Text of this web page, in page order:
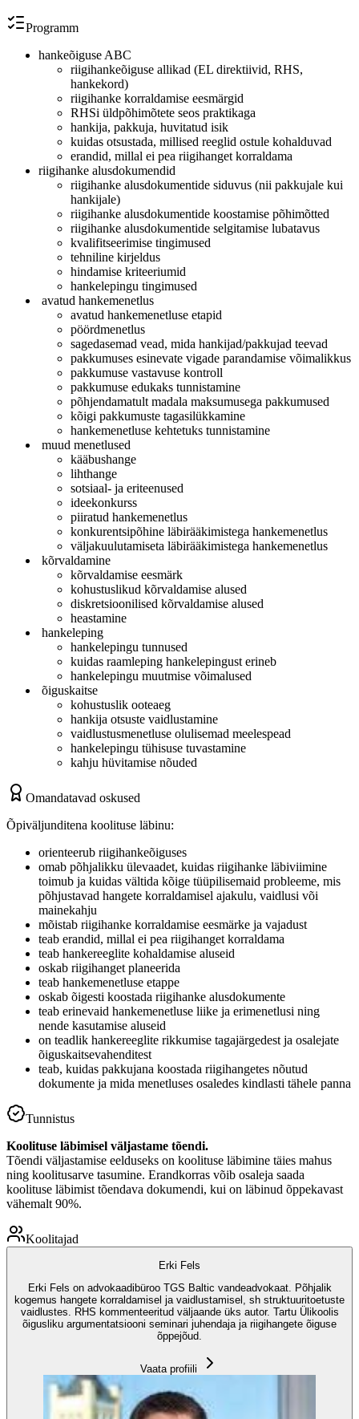
Programm
hankeõiguse ABC
riigihankeõiguse allikad (EL direktiivid, RHS,
hankekord)
riigihanke korraldamise eesmärgid
RHSi üldpõhimõtete seos praktikaga
hankija, pakkuja, huvitatud isik
kuidas otsustada, millised reeglid ostule kohalduvad
erandid, millal ei pea riigihanget korraldama
riigihanke alusdokumendid
riigihanke alusdokumentide siduvus (nii pakkujale kui
hankijale)
riigihanke alusdokumentide koostamise põhimõtted
riigihanke alusdokumentide selgitamise lubatavus
kvalifitseerimise tingimused
tehniline kirjeldus
hindamise kriteeriumid
hankelepingu tingimused
avatud hankemenetlus
avatud hankemenetluse etapid
pöördmenetlus
sagedasemad vead, mida hankijad/pakkujad teevad
pakkumuses esinevate vigade parandamise võimalikkus
pakkumuse vastavuse kontroll
pakkumuse edukaks tunnistamine
põhjendamatult madala maksumusega pakkumused
kõigi pakkumuste tagasilükkamine
hankemenetluse kehtetuks tunnistamine
muud menetlused
kääbushange
lihthange
sotsiaal- ja eriteenused
ideekonkurss
piiratud hankemenetlus
konkurentsipõhine läbirääkimistega hankemenetlus
väljakuulutamiseta läbirääkimistega hankemenetlus
kõrvaldamine
kõrvaldamise eesmärk
kohustuslikud kõrvaldamise alused
diskretsioonilised kõrvaldamise alused
heastamine
hankeleping
hankelepingu tunnused
kuidas raamleping hankelepingust erineb
hankelepingu muutmise võimalused
õiguskaitse
kohustuslik ooteaeg
hankija otsuste vaidlustamine
vaidlustusmenetluse olulisemad meelespead
hankelepingu tühisuse tuvastamine
kahju hüvitamise nõuded
Omandatavad oskused
Õpiväljunditena koolituse läbinu:
orienteerub riigihankeõiguses
omab põhjalikku ülevaadet, kuidas riigihanke läbiviimine
toimub ja kuidas vältida kõige tüüpilisemaid probleeme, mis
põhjustavad hangete korraldamisel ajakulu, vaidlusi või
mainekahju
mõistab riigihanke korraldamise eesmärke ja vajadust
teab erandid, millal ei pea riigihanget korraldama
teab hankereeglite kohaldamise aluseid
oskab riigihanget planeerida
teab hankemenetluse etappe
oskab õigesti koostada riigihanke alusdokumente
teab erinevaid hankemenetluse liike ja erimenetlusi ning
nende kasutamise aluseid
on teadlik hankereeglite rikkumise tagajärgedest ja osalejate
õiguskaitsevahenditest
teab, kuidas pakkujana koostada riigihangetes nõutud
dokumente ja mida menetluses osaledes kindlasti tähele panna
Tunnistus
Koolituse läbimisel väljastame tõendi.
Tõendi väljastamise eelduseks on koolituse läbimine täies mahus
ning koolitusarve tasumine. Erandkorras võib osaleja saada
koolituse läbimist tõendava dokumendi, kui on läbinud õppekavast
vähemalt 90%.
Koolitajad
Erki Fels
Erki Fels on advokaadibüroo TGS Baltic vandeadvokaat. Põhjalik
kogemus hangete korraldamisel ja vaidlustamisel, sh struktuuritoetuste
vaidlustes. RHS kommenteeritud väljaande üks autor. Tartu Ülikoolis
õigusliku argumentatsiooni seminari juhendaja ja riigihangete õiguse
õppejõud.
Vaata profiili